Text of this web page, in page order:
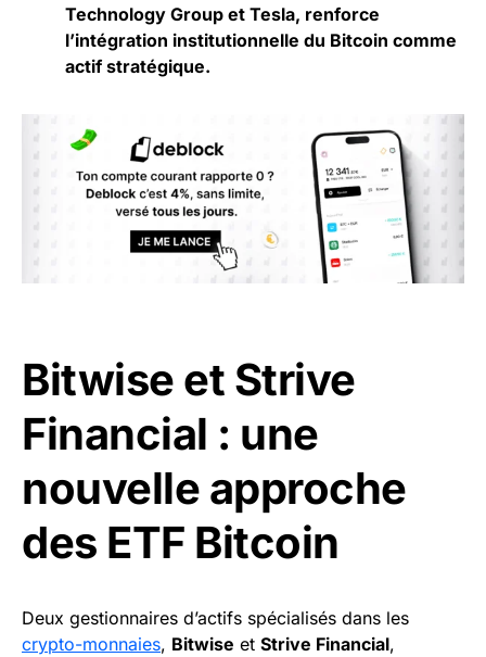
Technology Group et Tesla, renforce
l’intégration institutionnelle du Bitcoin comme
actif stratégique.
Bitwise et Strive
Financial : une
nouvelle approche
des ETF Bitcoin
Deux gestionnaires d’actifs spécialisés dans les
crypto-monnaies, Bitwise et Strive Financial,